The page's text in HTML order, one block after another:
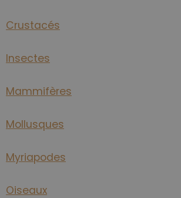
Crustacés
Insectes
Mammifères
Mollusques
Myriapodes
Oiseaux